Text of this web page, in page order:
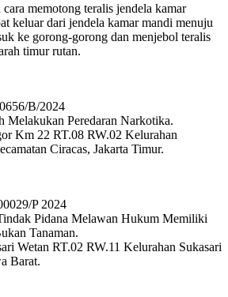
memotong teralis jendela kamar
keluar dari jendela kamar mandi menuju
ke gorong-gorong dan menjebol teralis
timur rutan.
B/2024
Melakukan Peredaran Narkotika.
Km 22 RT.08 RW.02 Kelurahan
Ciracas, Jakarta Timur.
P 2024
Pidana Melawan Hukum Memiliki
Tanaman.
Wetan RT.02 RW.11 Kelurahan Sukasari
Barat.